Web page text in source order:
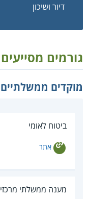
דיור ושיכון
גורמים מסייעים
מוקדים ממשלתיים
ביטוח לאומי
אתר
מענה ממשלתי מרכזי